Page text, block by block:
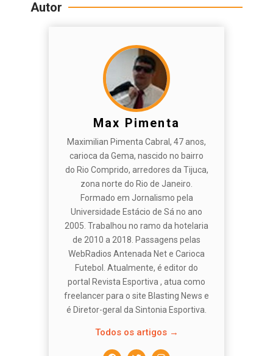
Autor
Max Pimenta
Maximilian Pimenta Cabral, 47 anos,
carioca da Gema, nascido no bairro
do Rio Comprido, arredores da Tijuca,
zona norte do Rio de Janeiro.
Formado em Jornalismo pela
Universidade Estácio de Sá no ano
2005. Trabalhou no ramo da hotelaria
de 2010 a 2018. Passagens pelas
WebRadios Antenada Net e Carioca
Futebol. Atualmente, é editor do
portal Revista Esportiva , atua como
freelancer para o site Blasting News e
é Diretor-geral da Sintonia Esportiva.
Todos os artigos →